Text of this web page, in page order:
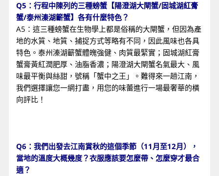
Q5：行程中陳列的三種螃蟹【陽澄湖大閘蟹/固城湖紅膏
蟹/泰州溱湖籪蟹】各有什麼特色？
A5：這三種螃蟹在生物學上都是俗稱的大閘蟹，但因為產
地的水質、地質、捕捉方式等略有不同，因此風味也各具
特色。泰州溱湖籪蟹體魄強健、肉質最緊實；固城湖紅膏
蟹膏黃紅潤肥厚、油脂香濃；陽澄湖大閘蟹名氣最大、風
味最平衡與絲甜，號稱「蟹中之王」。難得來一趟江南，
我們選擇讓您一網打盡，用您的味蕾進行一場最奢華的橫
向評比！
Q6：我們出發去江南賞秋的這個季節（11月至12月），
當地的溫度大概幾度？衣服應該要怎麼帶、怎麼穿才最合
適？